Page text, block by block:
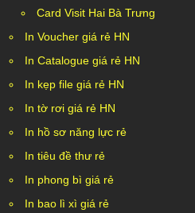
Card Visit Hai Bà Trưng
In Voucher giá rẻ HN
In Catalogue giá rẻ HN
In kẹp file giá rẻ HN
In tờ rơi giá rẻ HN
In hồ sơ năng lực rẻ
In tiêu đề thư rẻ
In phong bì giá rẻ
In bao lì xì giá rẻ